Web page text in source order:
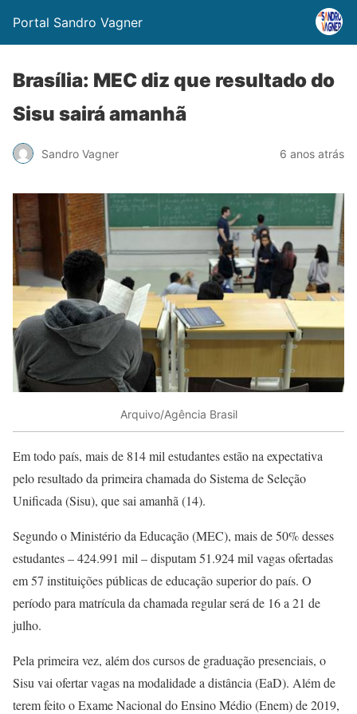
Portal Sandro Vagner
Brasília: MEC diz que resultado do
Sisu sairá amanhã
Sandro Vagner 6 anos atrás
Arquivo/Agência Brasil
Em todo país, mais de 814 mil estudantes estão na expectativa
pelo resultado da primeira chamada do Sistema de Seleção
Unificada (Sisu), que sai amanhã (14).
Segundo o Ministério da Educação (MEC), mais de 50% desses
estudantes – 424.991 mil – disputam 51.924 mil vagas ofertadas
em 57 instituições públicas de educação superior do país. O
período para matrícula da chamada regular será de 16 a 21 de
julho.
Pela primeira vez, além dos cursos de graduação presenciais, o
Sisu vai ofertar vagas na modalidade a distância (EaD). Além de
terem feito o Exame Nacional do Ensino Médio (Enem) de 2019,